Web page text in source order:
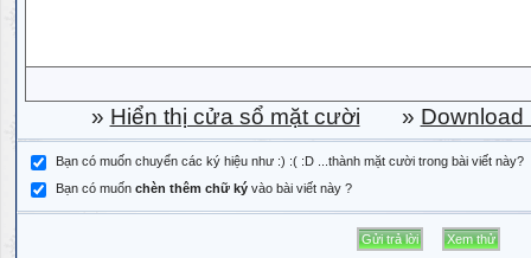
» Hiển thị cửa sổ mặt cười » Download
Bạn có muốn chuyển các ký hiệu như :) :( :D ...thành mặt cười trong bài viết này?
Bạn có muốn chèn thêm chữ ký vào bài viết này ?